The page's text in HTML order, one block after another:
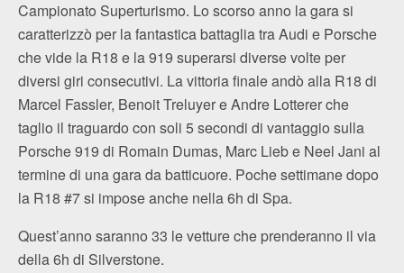
Campionato Superturismo. Lo scorso anno la gara si
caratterizzò per la fantastica battaglia tra Audi e Porsche
che vide la R18 e la 919 superarsi diverse volte per
diversi giri consecutivi. La vittoria finale andò alla R18 di
Marcel Fassler, Benoit Treluyer e Andre Lotterer che
taglio il traguardo con soli 5 secondi di vantaggio sulla
Porsche 919 di Romain Dumas, Marc Lieb e Neel Jani al
termine di una gara da batticuore. Poche settimane dopo
la R18 #7 si impose anche nella 6h di Spa.
Quest’anno saranno 33 le vetture che prenderanno il via
della 6h di Silverstone.